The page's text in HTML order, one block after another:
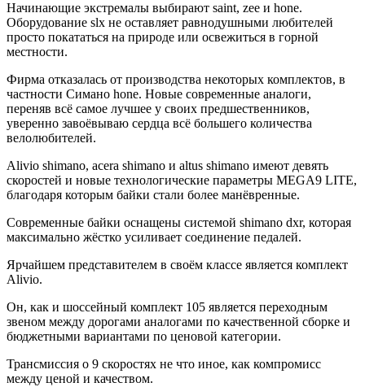
Начинающие экстремалы выбирают sаint, zee и hone.
Оборудование slx не оставляет равнодушными любителей
просто покататься на природе или освежиться в горной
местности.
Фирма отказалась от производства некоторых комплектов, в
частности Симано hone. Новые современные аналоги,
переняв всё самое лучшее у своих предшественников,
уверенно завоёвываю сердца всё большего количества
велолюбителей.
Аlivio shimano, acera shimano и altus shimano имеют девять
скоростей и новые технологические параметры MEGA9 LITE,
благодаря которым байки стали более манёвренные.
Современные байки оснащены системой shimano dxr, которая
максимально жёстко усиливает соединение педалей.
Ярчайшем представителем в своём классе является комплект
Alivio.
Он, как и шоссейный комплект 105 является переходным
звеном между дорогами аналогами по качественной сборке и
бюджетными вариантами по ценовой категории.
Трансмиссия о 9 скоростях не что иное, как компромисс
между ценой и качеством.